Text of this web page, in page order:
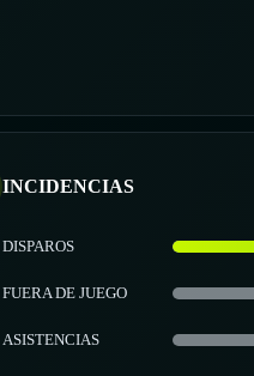
INCIDENCIAS
DISPAROS
FUERA DE JUEGO
ASISTENCIAS